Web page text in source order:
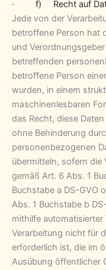
· f) Recht auf
Jede von der
betroffene Person hat
und
betreffenden
betroffene Person
wurden, in einem
maschinenlesbaren
das Recht, diese
ohne Behinderung
personenbezogenen
übermitteln, sofern die
gemäß Art. 6 Abs. 1
Buchstabe a DS-GVO
Abs. 1 Buchstabe b
mithilfe
Verarbeitung nicht für
erforderlich ist, die im
Ausübung öffentlicher